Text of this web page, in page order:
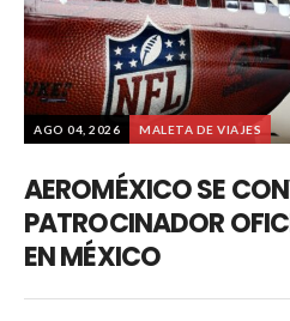
AGO 04, 2026 MALETA DE VIAJES
AEROMÉXICO SE
PATROCINADOR
EN MÉXICO